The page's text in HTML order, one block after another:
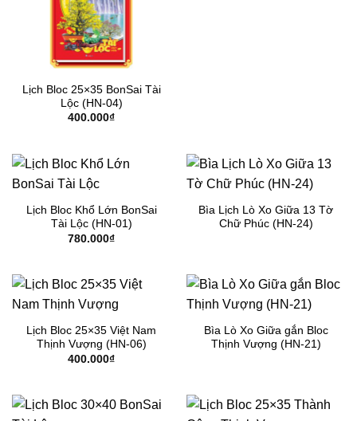
Lịch Bloc 25×35 BonSai Tài
Lộc (HN-04)
400.000₫
Lịch Bloc Khổ Lớn BonSai
Tài Lộc (HN-01)
780.000₫
Bìa Lịch Lò Xo Giữa 13 Tờ
Chữ Phúc (HN-24)
Lịch Bloc 25×35 Việt Nam
Thịnh Vượng (HN-06)
400.000₫
Bìa Lò Xo Giữa gắn Bloc
Thịnh Vượng (HN-21)